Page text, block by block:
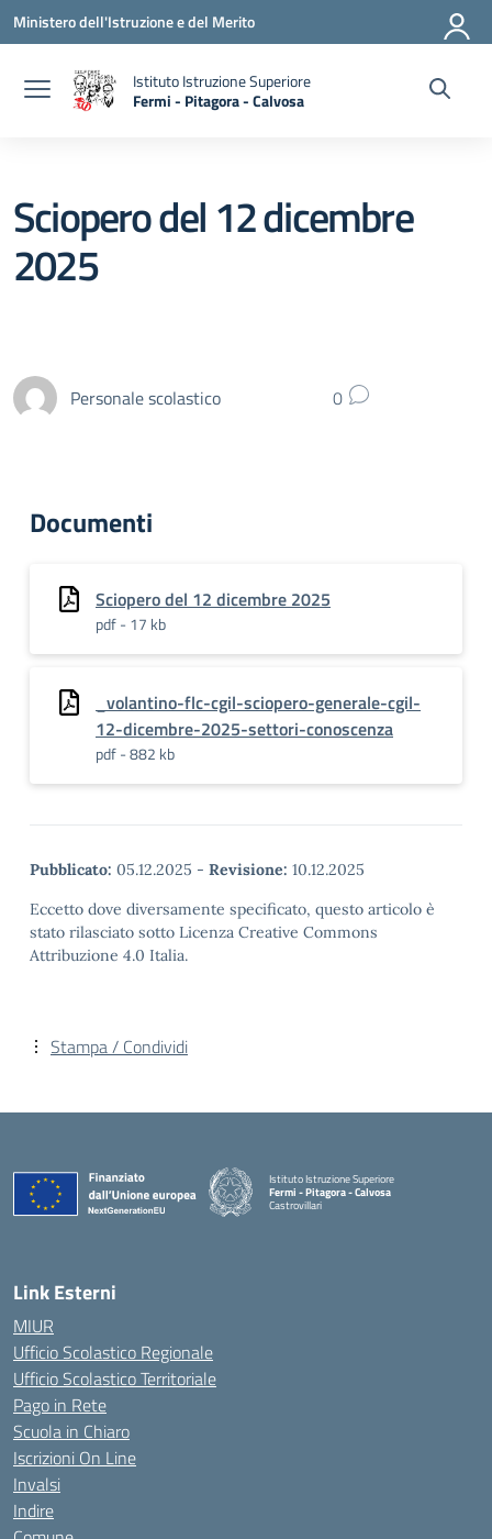
Vai ai contenuti
Vai al menu di navigazione
Vai al footer
Ministero dell'Istruzione e del Merito
Istituto Istruzione Superiore
Fermi - Pitagora - Calvosa
— Visita la pagina iniziale della scuola
Sciopero del 12 dicembre
2025
Personale scolastico 0
Documenti
Sciopero del 12 dicembre 2025
pdf - 17 kb
_volantino-flc-cgil-sciopero-generale-cgil-
12-dicembre-2025-settori-conoscenza
pdf - 882 kb
Pubblicato: 05.12.2025 - Revisione: 10.12.2025
Eccetto dove diversamente specificato, questo articolo è
stato rilasciato sotto Licenza Creative Commons
Attribuzione 4.0 Italia.
Stampa / Condividi
Istituto Istruzione Superiore
Fermi - Pitagora - Calvosa
Castrovillari
Link Esterni
MIUR
Ufficio Scolastico Regionale
Ufficio Scolastico Territoriale
Pago in Rete
Scuola in Chiaro
Iscrizioni On Line
Invalsi
Indire